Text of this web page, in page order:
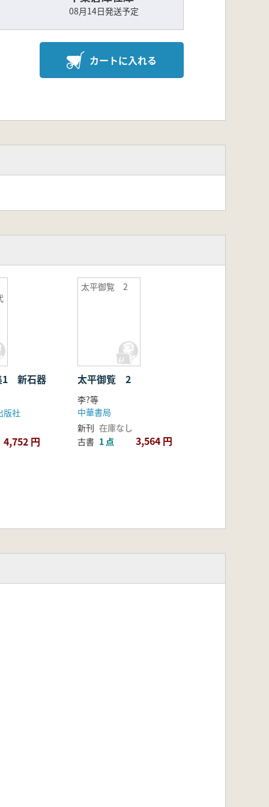
08月14日発送予定
カートに入れる
1 新石器
版社
4,752 円
太平御覧 2
太平御覧 2
李?等
中華書局
新刊 在庫なし
古書 1 点 3,564 円